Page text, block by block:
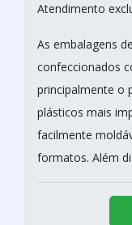
Atendimento
As embalagens
confeccionados
principalmente o
plásticos mais
facilmente
formatos. Além